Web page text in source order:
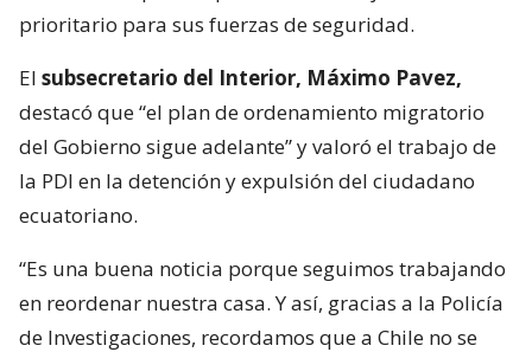
prioritario para sus fuerzas de seguridad.
El subsecretario del Interior, Máximo Pavez,
destacó que “el plan de ordenamiento migratorio
del Gobierno sigue adelante” y valoró el trabajo de
la PDI en la detención y expulsión del ciudadano
ecuatoriano.
“Es una buena noticia porque seguimos trabajando
en reordenar nuestra casa. Y así, gracias a la Policía
de Investigaciones, recordamos que a Chile no se